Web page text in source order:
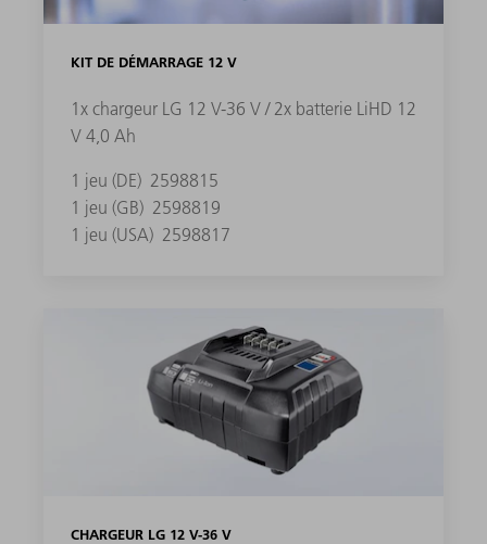
KIT DE DÉMARRAGE 12 V
1x chargeur LG 12 V-36 V / 2x batterie LiHD 12
V 4,0 Ah
1 jeu (DE) 2598815
1 jeu (GB) 2598819
1 jeu (USA) 2598817
CHARGEUR LG 12 V-36 V